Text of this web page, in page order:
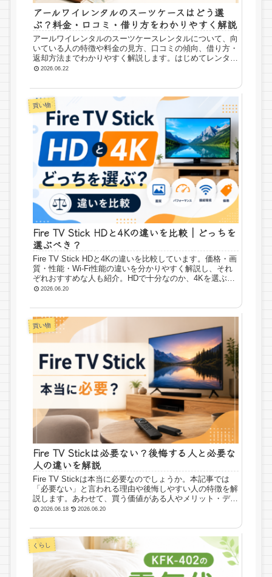
アールワイレンタルのスーツケースはどう選
ぶ？料金・口コミ・借り方をわかりやすく解説
アールワイレンタルのスーツケースレンタルについて、向
いている人の特徴や料金の見方、口コミの傾向、借り方・
返却方法までわかりやすく解説します。はじめてレンタル
を利用する方にも役立つ選び方のポイントをまとめまし
2026.06.22
買い物
Fire TV Stick HDと4Kの違いを比較｜どっちを
選ぶべき？
Fire TV Stick HDと4Kの違いを比較しています。価格・画
質・性能・Wi-Fi性能の違いを分かりやすく解説し、それ
ぞれおすすめな人も紹介。HDで十分なのか、4Kを選ぶべ
きか迷っている方は参考にしてください。
2026.06.20
買い物
Fire TV Stickは必要ない？後悔する人と必要な
人の違いを解説
Fire TV Stickは本当に必要なのでしょうか。本記事では
「必要ない」と言われる理由や後悔しやすい人の特徴を解
説します。あわせて、買う価値がある人やメリット・デメ
リット、Chromecastやスマートテレビとの違いも紹介。
ださい。
2026.06.18 2026.06.20
くらし